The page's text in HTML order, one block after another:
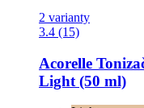
2 varianty
3.4 (15)
Acorelle
Light (50 ml)